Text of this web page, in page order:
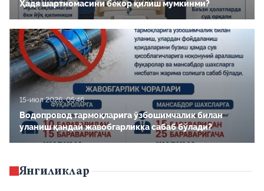
Ҳадя шартномасини бекор қилиш мумкинми?
22-июл 2026, 04:39
Ҳадя шартномасини бекор қилиш мумкинми?
15-июл 2026, 05:46
Водопровод тармоқларига ўзбошимчалик билан
уланиш қандай жавобгарликка сабаб бўлади?
Янгиликлар